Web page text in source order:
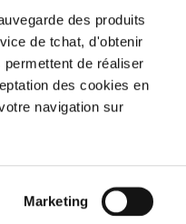
des produits
de tchat, d'obtenir
de réaliser
des cookies en
navigation sur
Marketing